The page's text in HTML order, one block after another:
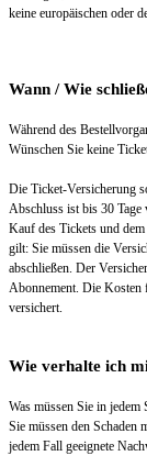
keine europäischen oder
Wann / Wie
Während des
Wünschen Sie keine
Die Ticket-Versicherung
Abschluss ist bis 30 Tage
Kauf des Tickets und
gilt: Sie müssen die
abschließen. Der
Abonnement. Die Kosten
versichert.
Wie verhalte ich
Was müssen Sie in jedem
Sie müssen den Schaden
jedem Fall geeignete